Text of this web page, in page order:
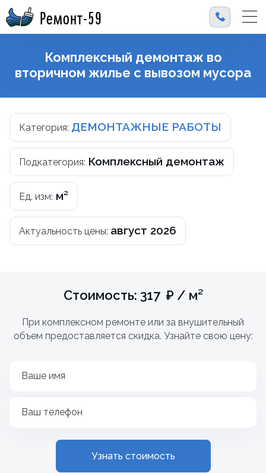
Ремонт-59
Комплексный демонтаж во
вторичном жилье с вывозом мусора
Категория: ДЕМОНТАЖНЫЕ РАБОТЫ
Подкатегория: Комплексный демонтаж
Ед. изм: м²
Актуальность цены: август 2026
Стоимость: 317 ₽ / м²
При комплексном ремонте или за внушительный
объем предоставляется скидка. Узнайте свою цену:
Ваше имя
Ваш телефон
Узнать стоимость